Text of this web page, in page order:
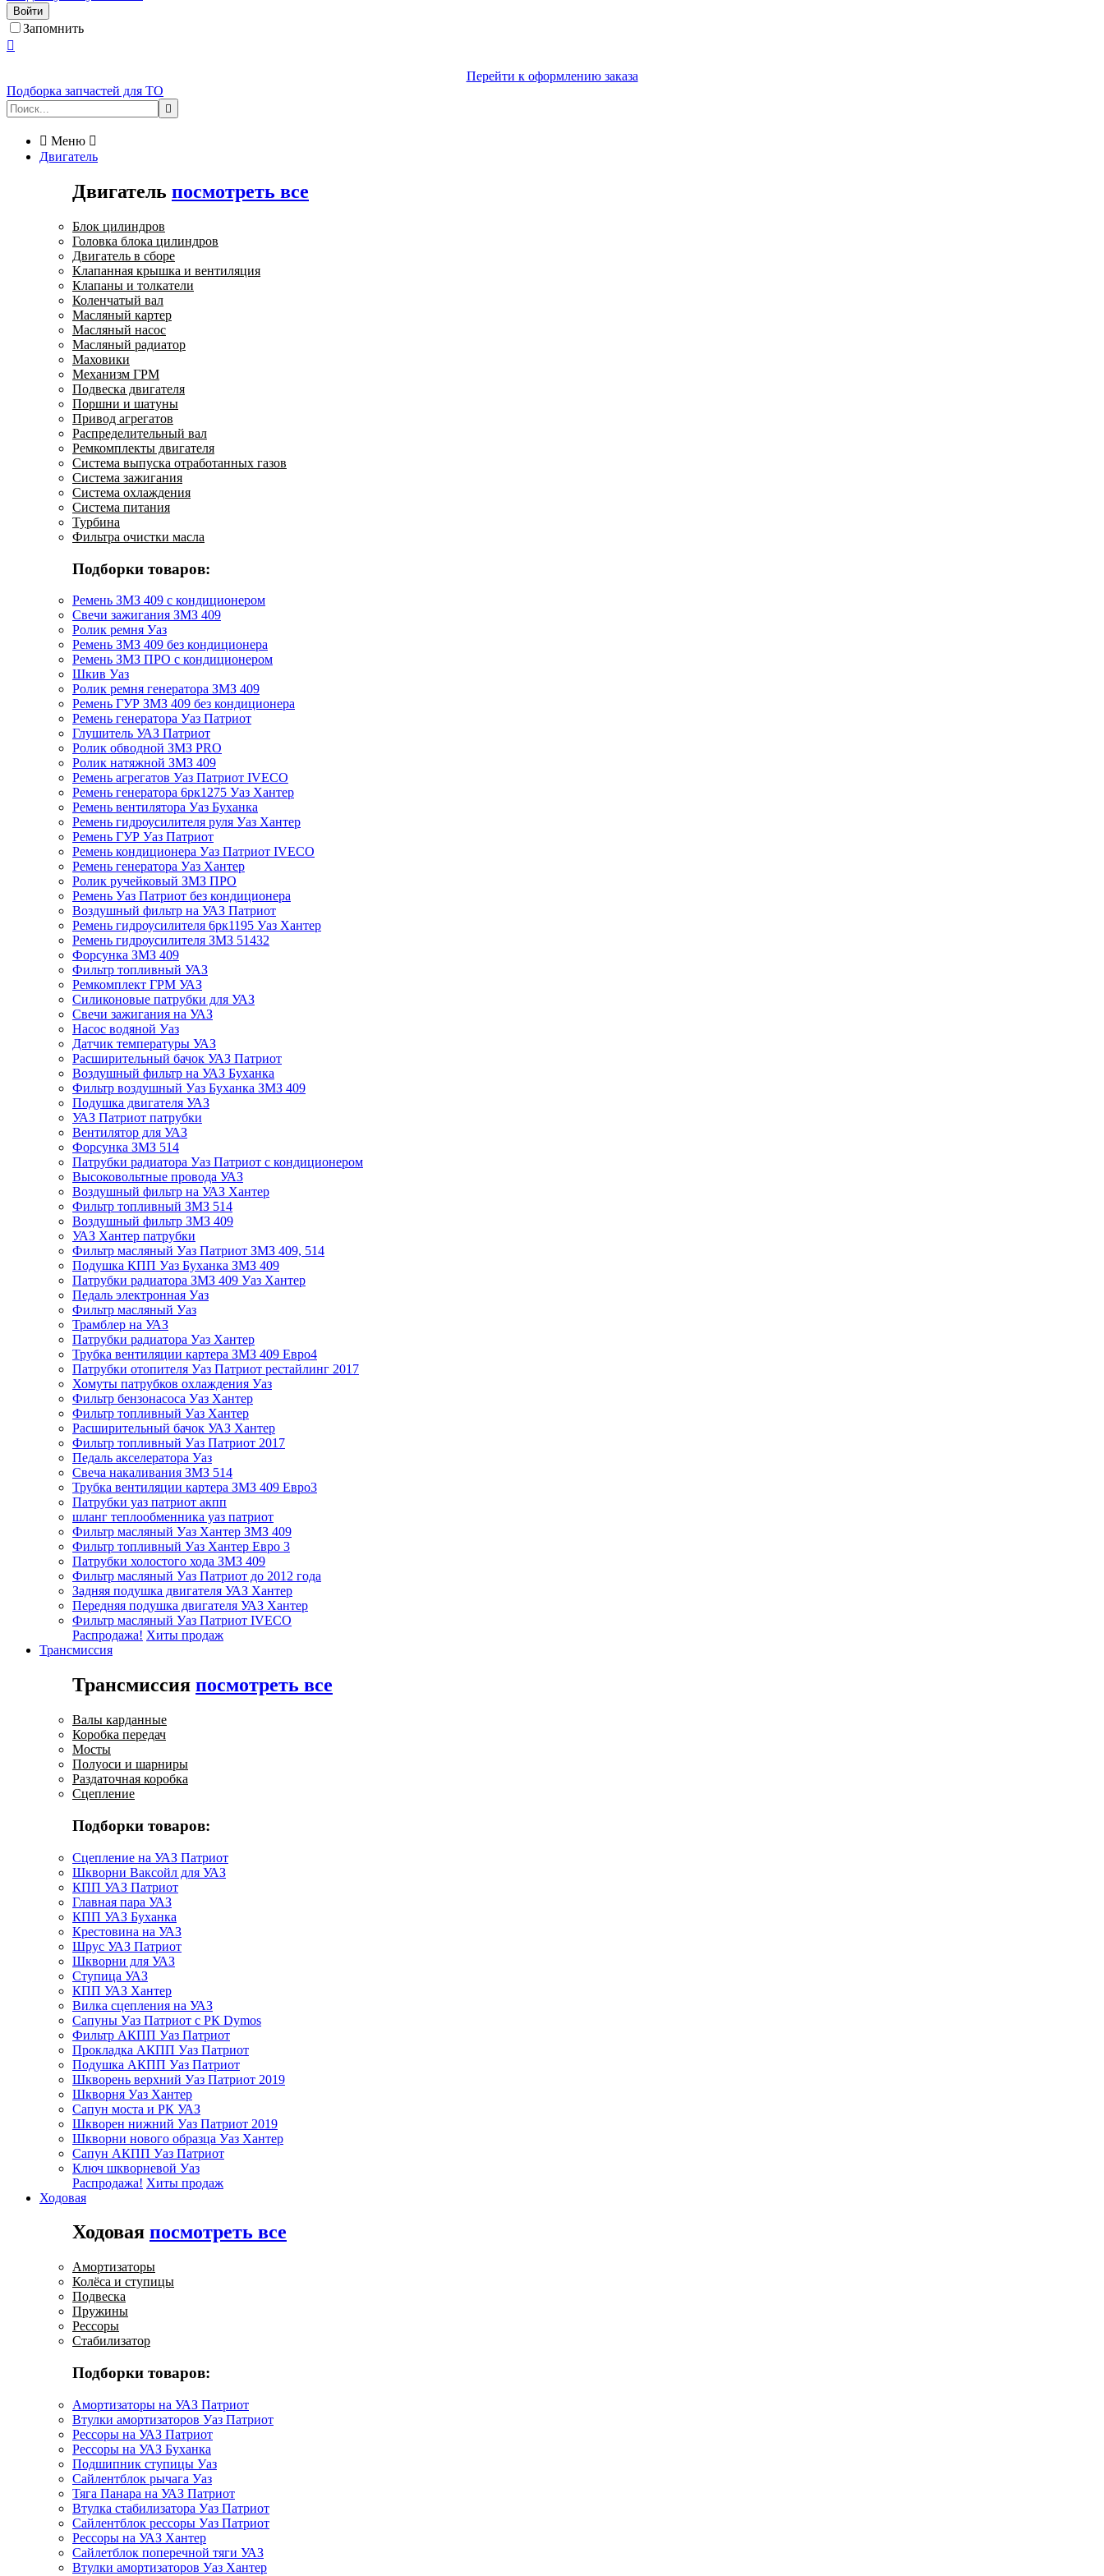
Войти
Запомнить

Перейти к оформлению заказа
Подборка запчастей для ТО

 Меню 
Двигатель
Двигатель посмотреть все
Блок цилиндров
Головка блока цилиндров
Двигатель в сборе
Клапанная крышка и вентиляция
Клапаны и толкатели
Коленчатый вал
Масляный картер
Масляный насос
Масляный радиатор
Маховики
Механизм ГРМ
Подвеска двигателя
Поршни и шатуны
Привод агрегатов
Распределительный вал
Ремкомплекты двигателя
Система выпуска отработанных газов
Система зажигания
Система охлаждения
Система питания
Турбина
Фильтра очистки масла
Подборки товаров:
Ремень ЗМЗ 409 с кондиционером
Свечи зажигания ЗМЗ 409
Ролик ремня Уаз
Ремень ЗМЗ 409 без кондиционера
Ремень ЗМЗ ПРО с кондиционером
Шкив Уаз
Ролик ремня генератора ЗМЗ 409
Ремень ГУР ЗМЗ 409 без кондиционера
Ремень генератора Уаз Патриот
Глушитель УАЗ Патриот
Ролик обводной ЗМЗ PRO
Ролик натяжной ЗМЗ 409
Ремень агрегатов Уаз Патриот IVECO
Ремень генератора 6рк1275 Уаз Хантер
Ремень вентилятора Уаз Буханка
Ремень гидроусилителя руля Уаз Хантер
Ремень ГУР Уаз Патриот
Ремень кондиционера Уаз Патриот IVECO
Ремень генератора Уаз Хантер
Ролик ручейковый ЗМЗ ПРО
Ремень Уаз Патриот без кондиционера
Воздушный фильтр на УАЗ Патриот
Ремень гидроусилителя 6рк1195 Уаз Хантер
Ремень гидроусилителя ЗМЗ 51432
Форсунка ЗМЗ 409
Фильтр топливный УАЗ
Ремкомплект ГРМ УАЗ
Силиконовые патрубки для УАЗ
Свечи зажигания на УАЗ
Насос водяной Уаз
Датчик температуры УАЗ
Расширительный бачок УАЗ Патриот
Воздушный фильтр на УАЗ Буханка
Фильтр воздушный Уаз Буханка ЗМЗ 409
Подушка двигателя УАЗ
УАЗ Патриот патрубки
Вентилятор для УАЗ
Форсунка ЗМЗ 514
Патрубки радиатора Уаз Патриот с кондиционером
Высоковольтные провода УАЗ
Воздушный фильтр на УАЗ Хантер
Фильтр топливный ЗМЗ 514
Воздушный фильтр ЗМЗ 409
УАЗ Хантер патрубки
Фильтр масляный Уаз Патриот ЗМЗ 409, 514
Подушка КПП Уаз Буханка ЗМЗ 409
Патрубки радиатора ЗМЗ 409 Уаз Хантер
Педаль электронная Уаз
Фильтр масляный Уаз
Трамблер на УАЗ
Патрубки радиатора Уаз Хантер
Трубка вентиляции картера ЗМЗ 409 Евро4
Патрубки отопителя Уаз Патриот рестайлинг 2017
Хомуты патрубков охлаждения Уаз
Фильтр бензонасоса Уаз Хантер
Фильтр топливный Уаз Хантер
Расширительный бачок УАЗ Хантер
Фильтр топливный Уаз Патриот 2017
Педаль акселератора Уаз
Свеча накаливания ЗМЗ 514
Трубка вентиляции картера ЗМЗ 409 Евро3
Патрубки уаз патриот акпп
шланг теплообменника уаз патриот
Фильтр масляный Уаз Хантер ЗМЗ 409
Фильтр топливный Уаз Хантер Евро 3
Патрубки холостого хода ЗМЗ 409
Фильтр масляный Уаз Патриот до 2012 года
Задняя подушка двигателя УАЗ Хантер
Передняя подушка двигателя УАЗ Хантер
Фильтр масляный Уаз Патриот IVECO
Распродажа! Хиты продаж
Трансмиссия
Трансмиссия посмотреть все
Валы карданные
Коробка передач
Мосты
Полуоси и шарниры
Раздаточная коробка
Сцепление
Подборки товаров:
Сцепление на УАЗ Патриот
Шкворни Ваксойл для УАЗ
КПП УАЗ Патриот
Главная пара УАЗ
КПП УАЗ Буханка
Крестовина на УАЗ
Шрус УАЗ Патриот
Шкворни для УАЗ
Ступица УАЗ
КПП УАЗ Хантер
Вилка сцепления на УАЗ
Сапуны Уаз Патриот с РК Dymos
Фильтр АКПП Уаз Патриот
Прокладка АКПП Уаз Патриот
Подушка АКПП Уаз Патриот
Шкворень верхний Уаз Патриот 2019
Шкворня Уаз Хантер
Сапун моста и РК УАЗ
Шкворен нижний Уаз Патриот 2019
Шкворни нового образца Уаз Хантер
Сапун АКПП Уаз Патриот
Ключ шкворневой Уаз
Распродажа! Хиты продаж
Ходовая
Ходовая посмотреть все
Амортизаторы
Колёса и ступицы
Подвеска
Пружины
Рессоры
Стабилизатор
Подборки товаров:
Амортизаторы на УАЗ Патриот
Втулки амортизаторов Уаз Патриот
Рессоры на УАЗ Патриот
Рессоры на УАЗ Буханка
Подшипник ступицы Уаз
Сайлентблок рычага Уаз
Тяга Панара на УАЗ Патриот
Втулка стабилизатора Уаз Патриот
Сайлентблок рессоры Уаз Патриот
Рессоры на УАЗ Хантер
Сайлетблок поперечной тяги УАЗ
Втулки амортизаторов Уаз Хантер